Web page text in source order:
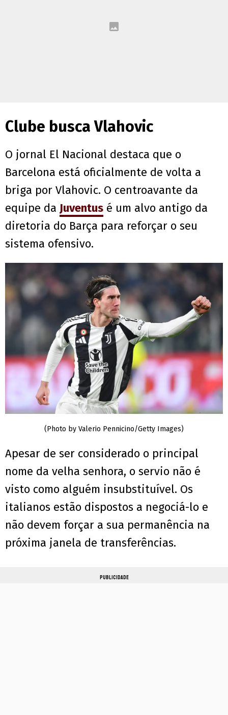
Clube busca Vlahovic
O jornal El Nacional destaca que o
Barcelona está oficialmente de volta a
briga por Vlahovic. O centroavante da
equipe da Juventus é um alvo antigo da
diretoria do Barça para reforçar o seu
sistema ofensivo.
(Photo by Valerio Pennicino/Getty Images)
Apesar de ser considerado o principal
nome da velha senhora, o servio não é
visto como alguém insubstituível. Os
italianos estão dispostos a negociá-lo e
não devem forçar a sua permanência na
próxima janela de transferências.
PUBLICIDADE